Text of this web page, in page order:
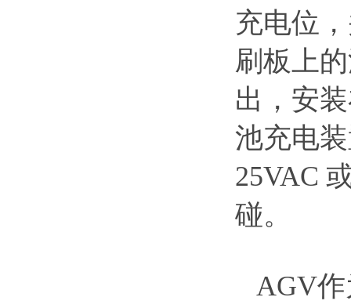
充电位
刷板上
出，安
池充电
25VAC
碰。
AGV作